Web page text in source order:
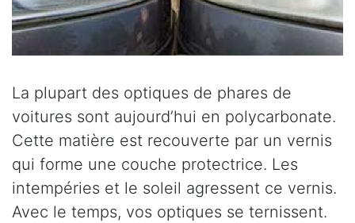
La plupart des optiques de phares de
voitures sont aujourd’hui en polycarbonate.
Cette matière est recouverte par un vernis
qui forme une couche protectrice. Les
intempéries et le soleil agressent ce vernis.
Avec le temps, vos optiques se ternissent.